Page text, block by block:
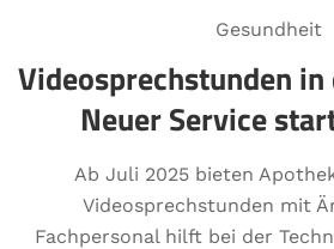
Gesundheit
Videosprechstunden
Neuer Service
Ab Juli 2025 bieten
Videosprechstunden mit
Fachpersonal hilft bei der